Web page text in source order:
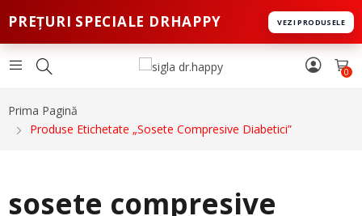
PREȚURI SPECIALE DRHAPPY VEZI PRODUSELE
0
Prima Pagină
Produse Etichetate „sosete Compresive Diabetici”
sosete compresive